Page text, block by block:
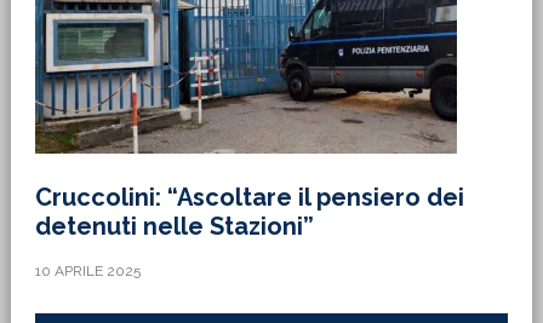
Cruccolini: “Ascoltare il pensiero dei
detenuti nelle Stazioni”
10 APRILE 2025